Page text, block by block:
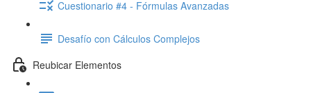
Cuestionario #4 - Fórmulas Avanzadas
Desafío con Cálculos Complejos
Reubicar Elementos